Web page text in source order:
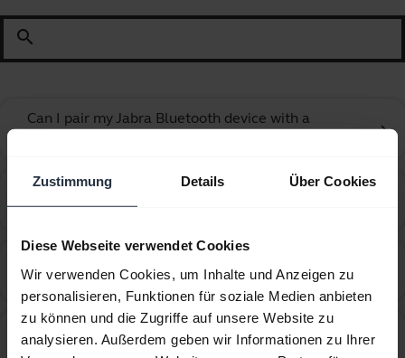
Zustimmung Details Über Cookies
Diese Webseite verwendet Cookies
Wir verwenden Cookies, um Inhalte und Anzeigen zu
personalisieren, Funktionen für soziale Medien anbieten
zu können und die Zugriffe auf unsere Website zu
analysieren. Außerdem geben wir Informationen zu Ihrer
search
Can I pair my Jabra Bluetooth device with a
chevron_right
Can I pair my Jabra Bluetooth device with a
television or video game console?
devices that have older Bluetooth versions?
Can I use the supplied USB charging cable as an
audio cable?